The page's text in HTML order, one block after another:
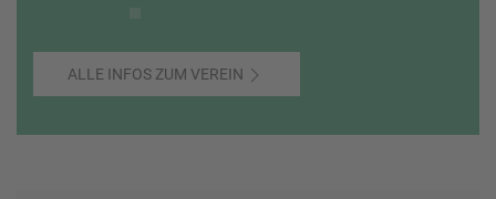
ALLE INFOS ZUM VEREIN